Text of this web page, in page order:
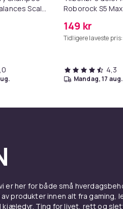
Scalp
Roborock S5
MAXV/S50/S51/
149 kr
Tidligere laveste pris:
4,3
mandag, 17 aug.
er her for både små
produkter innen alt fra gaming,
kjæledyr. Ting for livet, rett og